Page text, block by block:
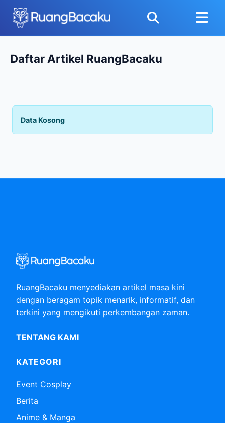
Daftar Artikel RuangBacaku
Data Kosong
RuangBacaku menyediakan artikel masa kini
dengan beragam topik menarik, informatif, dan
terkini yang mengikuti perkembangan zaman.
TENTANG KAMI
KATEGORI
Event Cosplay
Berita
Anime & Manga